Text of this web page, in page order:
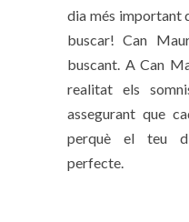
dia més important
buscar! Can
buscant. A Can
realitat els
assegurant que
perquè el teu
perfecte.